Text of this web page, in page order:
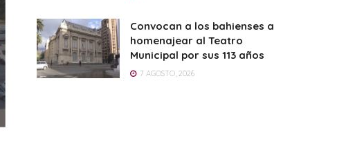
Convocan a los bahienses a
homenajear al Teatro
Municipal por sus 113 años
7 AGOSTO, 2026